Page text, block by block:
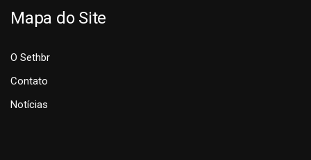
Mapa do Site
O Sethbr
Contato
Notícias